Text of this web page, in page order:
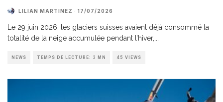
LILIAN MARTINEZ · 17/07/2026
Le 29 juin 2026, les glaciers suisses avaient déjà consommé la
totalité de la neige accumulée pendant l’hiver,
NEWS TEMPS DE LECTURE: 3 MN 45 VIEWS